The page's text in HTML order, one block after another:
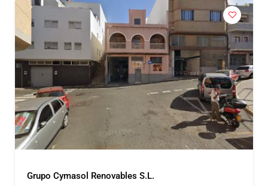
Grupo Cymasol Renovables S.L.